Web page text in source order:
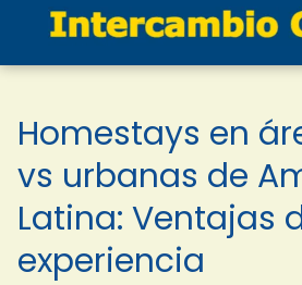
Homestays en
vs urbanas de
Latina: Ventajas
experiencia